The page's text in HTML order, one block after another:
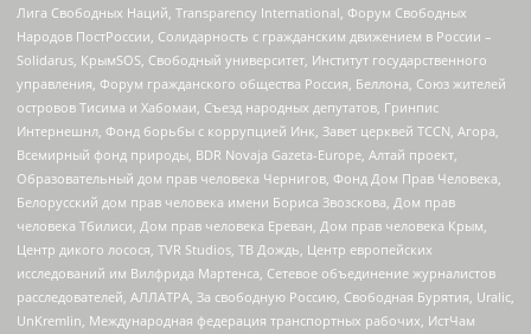
Лига Свободных Наций, Transparеncy International, Форум Свободных
Народов ПостРоссии, Солидарность с гражданским движением в России –
Solidarus, КрымSOS, Свободный университет, Институт государственного
управления, Форум гражданского общества Россия, Беллона, Союз жителей
островов Тисима и Хабомаи, Съезд народных депутатов, Гринпис
Интернешнл, Фонд борьбы с коррупцией Инк, Завет церквей TCCN, Агора,
Всемирный фонд природы, BDR Novaja Gazeta-Europe, Алтай проект,
Образовательный дом прав человека Чернигов, Фонд Дом Прав Человека,
Белорусский дом прав человека имени Бориса Звозскова, Дом прав
человека Тбилиси, Дом прав человека Ереван, Дом прав человека Крым,
Центр дикого лосося, TVR Studios, ТВ Дождь, Центр европейских
исследований им Вилфрида Мартенса, Сетевое объединение журналистов
расследователей, АЛЛАТРА, За свободную Россию, Свободная Бурятия, Uralic,
UnKremlin, Международная федерация транспортных рабочих, ИстЧам